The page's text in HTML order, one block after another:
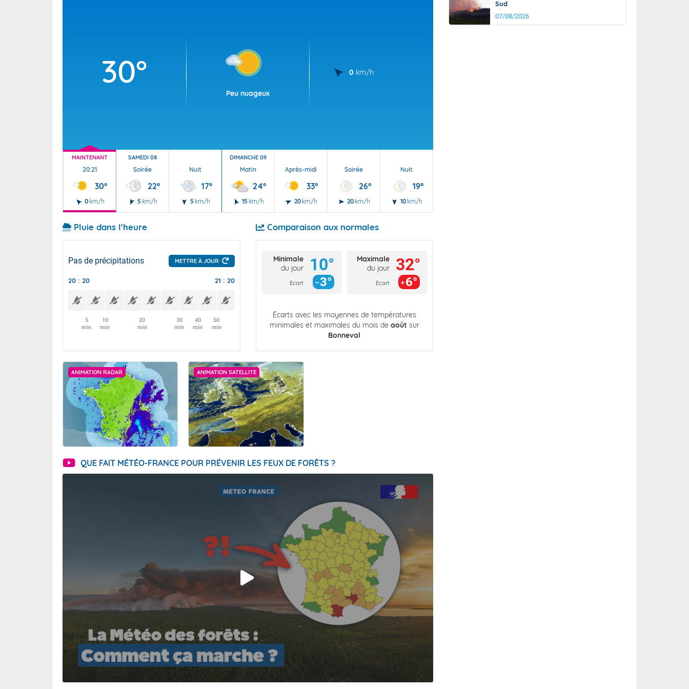
30°
Peu nuageux
0 km/h
MAINTENANT
20:21
30°
0 km/h
SAMEDI 08
Soirée
22°
5 km/h
Nuit
17°
5 km/h
DIMANCHE 09
Matin
24°
15 km/h
Après-midi
33°
20 km/h
Soirée
26°
20 km/h
Nuit
19°
10 km/h
Pluie dans l'heure
Pas de précipitations METTRE À JOUR
20 : 20 21 : 20
5
min
10
min
20
min
30
min
40
min
50
min
Comparaison aux normales
Minimale
du jour
Ecart
10°
3°
Maximale
du jour
Ecart
32°
6°
Écarts avec les moyennes de températures
minimales et maximales du mois de août sur
Bonneval
ANIMATION RADAR ANIMATION SATELLITE
QUE FAIT MÉTÉO-FRANCE POUR PRÉVENIR LES FEUX DE FORÊTS ?
Sud
07/08/2026